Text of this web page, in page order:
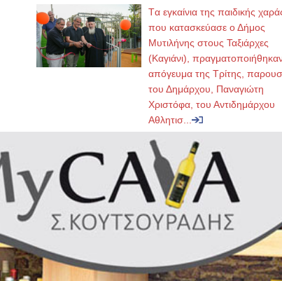
Tα εγκαίνια της παιδικής
που κατασκεύασε ο Δήμος
Μυτιλήνης στους Ταξιάρχες
(Καγιάνι),
απόγευμα της Τρίτης,
του Δημάρχου, Παναγιώτη
Χριστόφα, του Αντιδημάρχου
Αθλητισ...